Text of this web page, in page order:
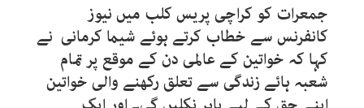
جمعرات کو کراچی پریس کلب میں نیوز
کانفرنس سے خطاب کرتے ہوئے شیما کرمانی نے
کہا کہ خواتین کے عالمی دن کے موقع پر تمام
شعبہ ہائے زندگی سے تعلق رکھنے والی خواتین